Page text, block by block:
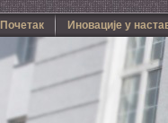
Почетак Иновације у